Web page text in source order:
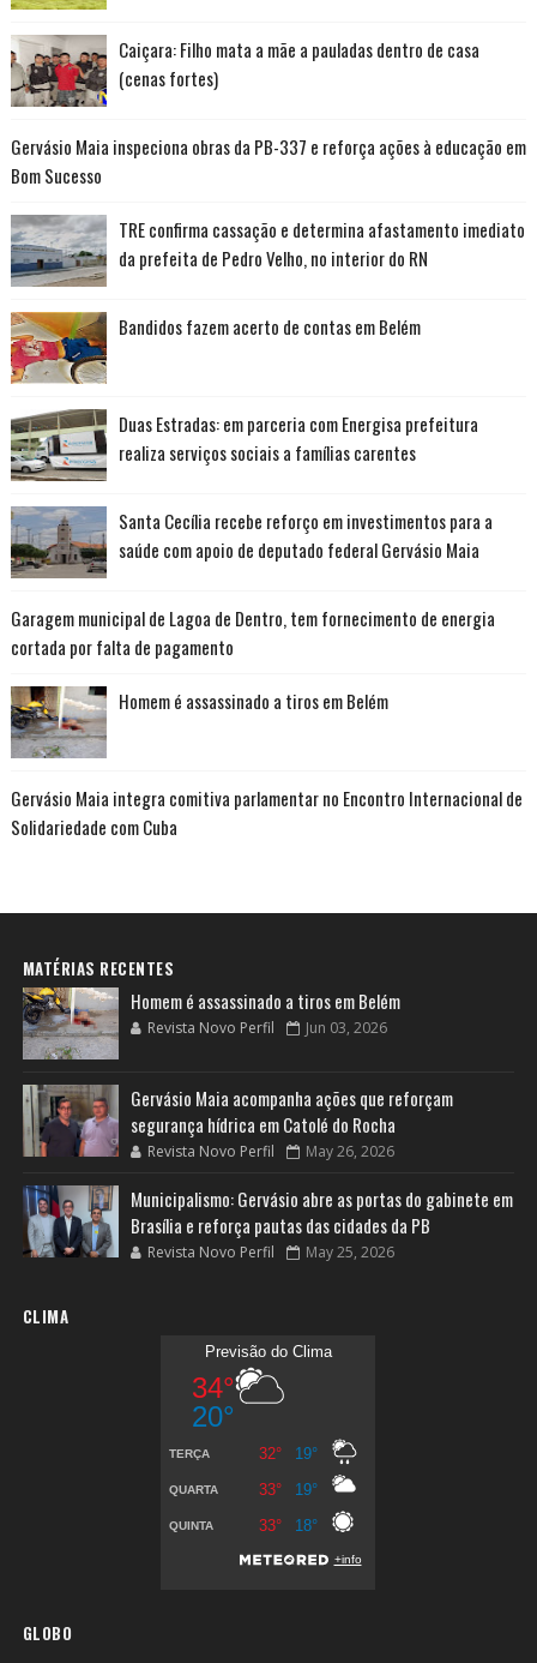
Caiçara: Filho mata a mãe a pauladas dentro de casa
(cenas fortes)
Gervásio Maia inspeciona obras da PB-337 e reforça ações à educação em
Bom Sucesso
TRE confirma cassação e determina afastamento imediato
da prefeita de Pedro Velho, no interior do RN
Bandidos fazem acerto de contas em Belém
Duas Estradas: em parceria com Energisa prefeitura
realiza serviços sociais a famílias carentes
Santa Cecília recebe reforço em investimentos para a
saúde com apoio de deputado federal Gervásio Maia
Garagem municipal de Lagoa de Dentro, tem fornecimento de energia
cortada por falta de pagamento
Homem é assassinado a tiros em Belém
Gervásio Maia integra comitiva parlamentar no Encontro Internacional de
Solidariedade com Cuba
MATÉRIAS RECENTES
Homem é assassinado a tiros em Belém
Revista Novo Perfil Jun 03, 2026
Gervásio Maia acompanha ações que reforçam
segurança hídrica em Catolé do Rocha
Revista Novo Perfil May 26, 2026
Municipalismo: Gervásio abre as portas do gabinete em
Brasília e reforça pautas das cidades da PB
Revista Novo Perfil May 25, 2026
CLIMA
GLOBO